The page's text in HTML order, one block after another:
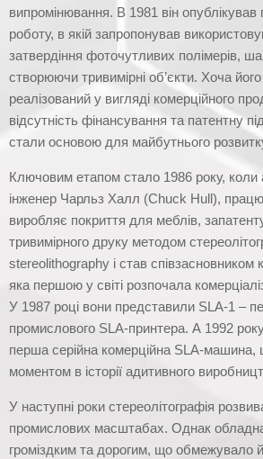
випромінювання. В 1981 він
роботу, в якій запропонував
затвердіння фоточутливих полімерів,
створюючи тривимірні об’єкти. Хоча
реалізований у вигляді комерційного
відсутність фінансування та патентну
стали основою для майбутнього
Ключовим етапом стало 1986 року, коли
інженер Чарльз Халл (Chuck Hull),
виробляє покриття для меблів,
тривимірного друку методом
stereolithography і став співзасновником
яка першою у світі розпочала
У 1987 році вони представили SLA-1 –
промислового SLA-принтера. А 1992
перша серійна комерційна SLA-
моментом в історії адитивного
У наступні роки стереолітографія
промислових масштабах. Однак
громіздким та дорогим, що обмежувало